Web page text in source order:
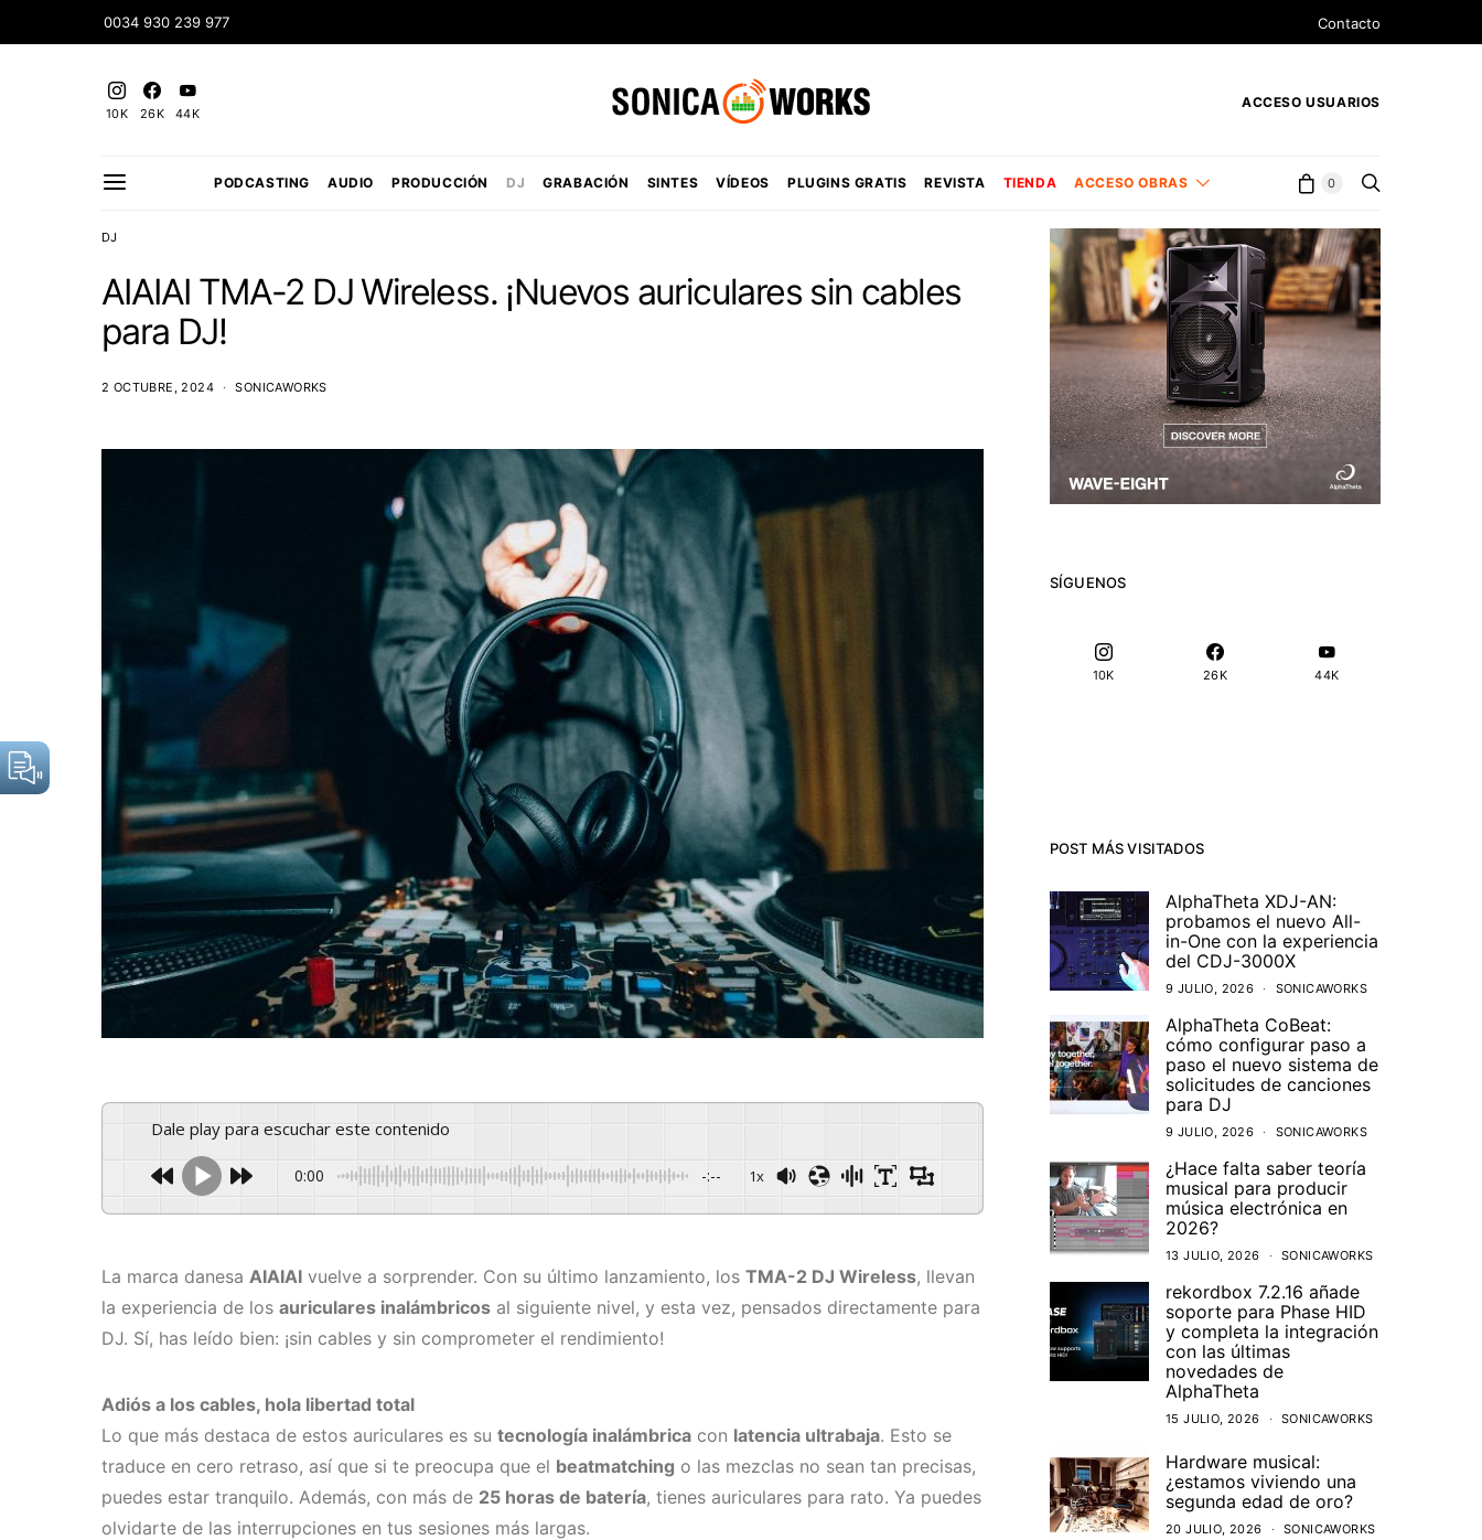
0034 930 239 977 Contacto
10K 26K 44K
ACCESO USUARIOS
PODCASTING AUDIO PRODUCCIÓN DJ GRABACIÓN SINTES VÍDEOS PLUGINS GRATIS REVISTA TIENDA ACCESO OBRAS 0
DJ
AIAIAI TMA-2 DJ Wireless. ¡Nuevos auriculares sin cables
para DJ!
2 OCTUBRE, 2024 SONICAWORKS
Dale play para escuchar este contenido
0:00 -:-- 1x
La marca danesa AIAIAI vuelve a sorprender. Con su último lanzamiento, los TMA-2 DJ Wireless, llevan
la experiencia de los auriculares inalámbricos al siguiente nivel, y esta vez, pensados directamente para
DJ. Sí, has leído bien: ¡sin cables y sin comprometer el rendimiento!
Adiós a los cables, hola libertad total
Lo que más destaca de estos auriculares es su tecnología inalámbrica con latencia ultrabaja. Esto se
traduce en cero retraso, así que si te preocupa que el beatmatching o las mezclas no sean tan precisas,
puedes estar tranquilo. Además, con más de 25 horas de batería, tienes auriculares para rato. Ya puedes
olvidarte de las interrupciones en tus sesiones más largas.
SÍGUENOS
10K 26K 44K
POST MÁS VISITADOS
AlphaTheta XDJ-AN:
probamos el nuevo All-
in-One con la experiencia
del CDJ-3000X
9 JULIO, 2026 SONICAWORKS
AlphaTheta CoBeat:
cómo configurar paso a
paso el nuevo sistema de
solicitudes de canciones
para DJ
9 JULIO, 2026 SONICAWORKS
¿Hace falta saber teoría
musical para producir
música electrónica en
2026?
13 JULIO, 2026 SONICAWORKS
rekordbox 7.2.16 añade
soporte para Phase HID
y completa la integración
con las últimas
novedades de
AlphaTheta
15 JULIO, 2026 SONICAWORKS
Hardware musical:
¿estamos viviendo una
segunda edad de oro?
20 JULIO, 2026 SONICAWORKS